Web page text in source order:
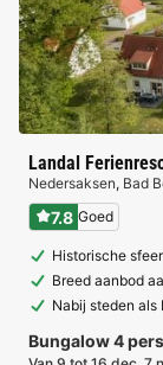
Landal
Nedersaksen, Bad
7.8 Goed
Historische
Breed aanbod
Nabij steden als
Bungalow 4